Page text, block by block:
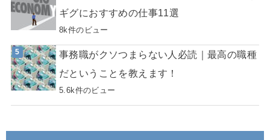
ギグにおすすめの仕事11選
8k件のビュー
事務職がクソつまらない人必読｜最高の職種
だということを教えます！
5.6k件のビュー